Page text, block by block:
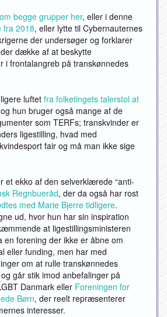
begge grupper her, eller i denne
fra 2018, eller lytte til Cybernauternes
der undersøger og forklarer
dække af at beskytte
i frontalangreb på transkønnedes
luftet fra folketingets talerstol at
og hun bruger også mange af de
som TERFs; transkvinder er
ligestilling, hvad med
fair og må man ikke sige
et ekko af den selverklærede “anti-
Regnbueråd, der da også har rost
med Marie Bjerre tidligere.
ud, hvor hun har sin inspiration
at ligestillingsministeren
en forening der ikke er åbne om
eller funding, men har med
om at rulle transkønnedes
går stik imod anbefalinger på
Danmark eller Foreningen for
Børn, der reelt repræsenterer
interesser.